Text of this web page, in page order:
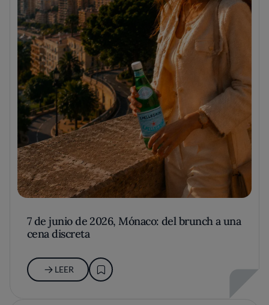
7 de junio de 2026, Mónaco: del brunch a una
cena discreta
LEER